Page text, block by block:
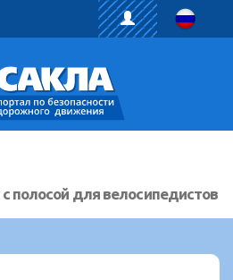
полосой для велосипедистов